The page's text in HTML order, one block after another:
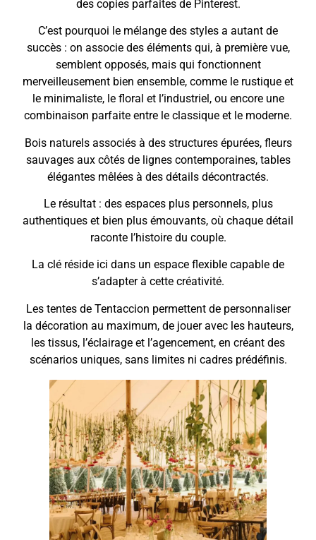
des copies parfaites de Pinterest.
C’est pourquoi le mélange des styles a autant de
succès : on associe des éléments qui, à première vue,
semblent opposés, mais qui fonctionnent
merveilleusement bien ensemble, comme le rustique et
le minimaliste, le floral et l’industriel, ou encore une
combinaison parfaite entre le classique et le moderne.
Bois naturels associés à des structures épurées, fleurs
sauvages aux côtés de lignes contemporaines, tables
élégantes mêlées à des détails décontractés.
Le résultat : des espaces plus personnels, plus
authentiques et bien plus émouvants, où chaque détail
raconte l’histoire du couple.
La clé réside ici dans un espace flexible capable de
s’adapter à cette créativité.
Les tentes de Tentaccion permettent de personnaliser
la décoration au maximum, de jouer avec les hauteurs,
les tissus, l’éclairage et l’agencement, en créant des
scénarios uniques, sans limites ni cadres prédéfinis.